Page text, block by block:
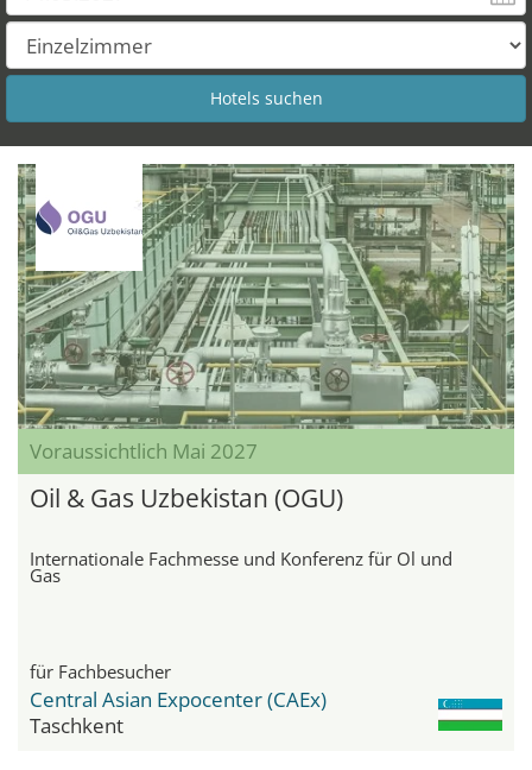
Voraussichtlich Mai 2027
Oil & Gas Uzbekistan (OGU)
Internationale Fachmesse und Konferenz für Öl und
Gas
für Fachbesucher
Central Asian Expocenter (CAEx)
Taschkent